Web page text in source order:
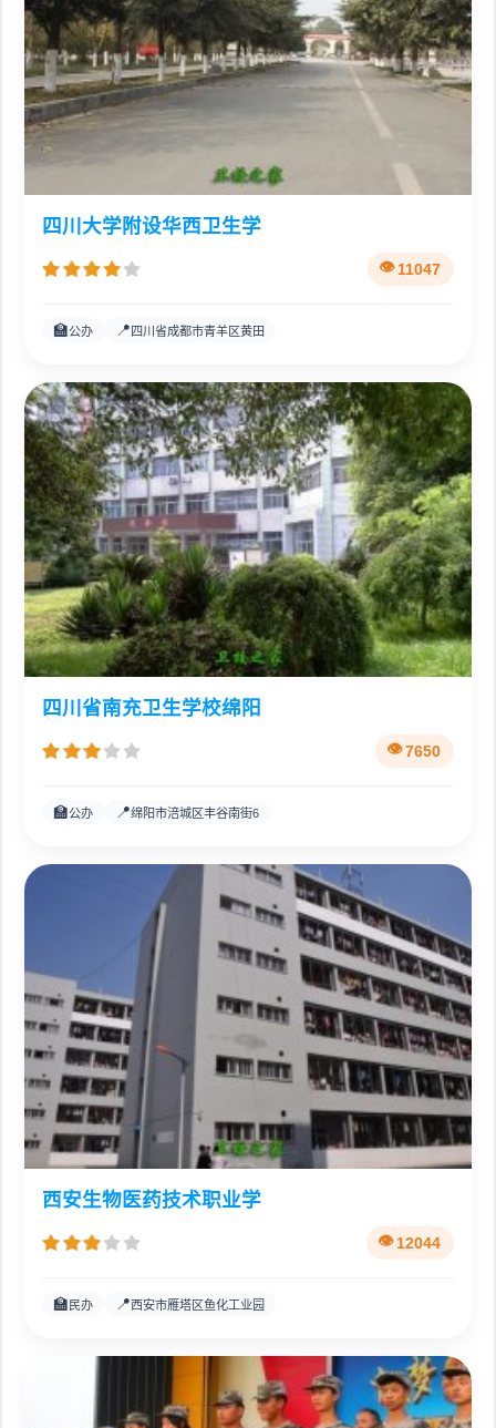
四川大学附设华西卫生学
11047
🏫公办 📍四川省成都市青羊区黄田
四川省南充卫生学校绵阳
7650
🏫公办 📍绵阳市涪城区丰谷南街6
西安生物医药技术职业学
12044
🏫 民办 📍西安市雁塔区鱼化工业园